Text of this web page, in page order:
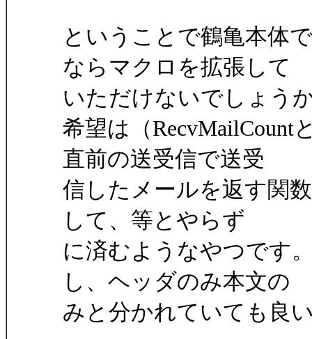
ということで鶴亀本体
ならマクロを拡張して
いただけないでしょう
希望は（RecvMailCount
直前の送受信で送受
信したメールを返す関
して、等とやらず
に済むようなやつです
し、ヘッダのみ本文の
みと分かれていても良